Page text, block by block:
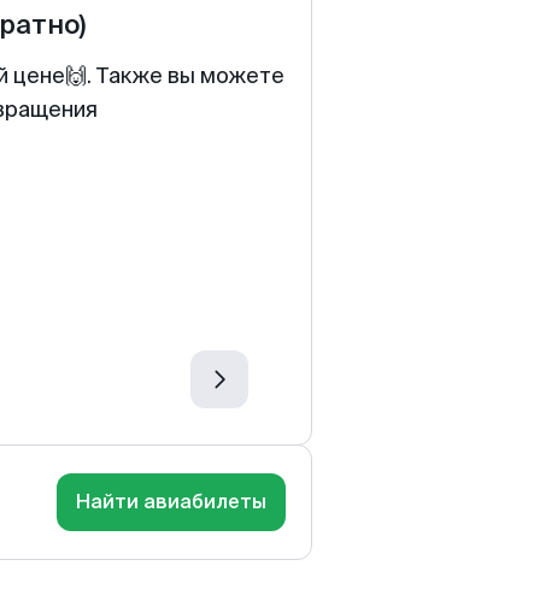
цене🙌. Также вы можете
Найти авиабилеты